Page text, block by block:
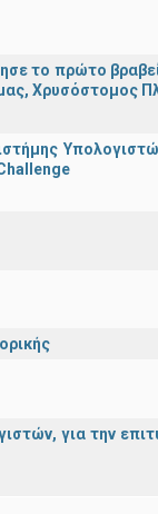
το πρώτο
Χρυσόστομος
για την